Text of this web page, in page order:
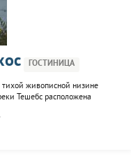
ГОСТИНИЦА
тихой живописной низине
Тешебс расположена
рельефу гостиница укрыта
место для спокойного
в 2009 году и предлагает